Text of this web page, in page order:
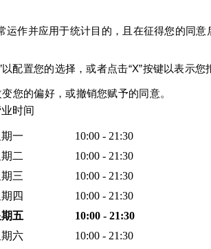
时间
一
10:00 - 21:30
二
10:00 - 21:30
三
10:00 - 21:30
四
10:00 - 21:30
五
10:00 - 21:30
六
10:00 - 21:30
作并应用于统计目的，且在征得您的同
配置您的选择，或者点击“X”按键以表示
您的偏好，或撤销您赋予的同意。